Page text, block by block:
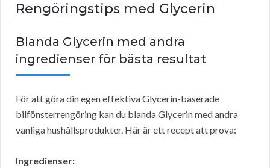
Rengöringstips med Glycerin
Blanda Glycerin med andra
ingredienser för bästa resultat
För att göra din egen effektiva Glycerin-baserade
bilfönsterrengöring kan du blanda Glycerin med andra
vanliga hushållsprodukter. Här är ett recept att prova:
Ingredienser: